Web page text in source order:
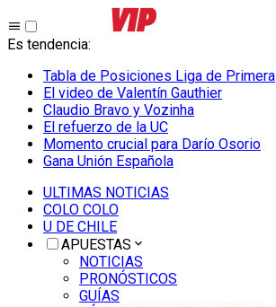
Es tendencia:
Tabla de Posiciones Liga de Primera
El video de Valentín Gauthier
Claudio Bravo y Vozinha
El refuerzo de la UC
Momento crucial para Darío Osorio
Gana Unión Española
ULTIMAS NOTICIAS
COLO COLO
U DE CHILE
APUESTAS
NOTICIAS
PRONÓSTICOS
GUÍAS